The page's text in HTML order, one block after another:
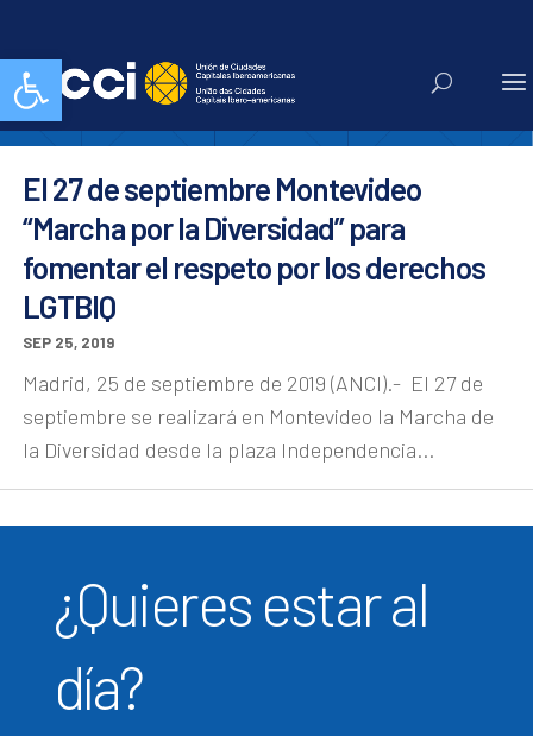
Abrir barra de herramientasqueer
El 27 de septiembre Montevideo
“Marcha por la Diversidad” para
fomentar el respeto por los derechos
LGTBIQ
SEP 25, 2019
Madrid, 25 de septiembre de 2019 (ANCI).- El 27 de
septiembre se realizará en Montevideo la Marcha de
la Diversidad desde la plaza Independencia...
¿Quieres estar al
día?